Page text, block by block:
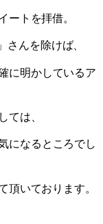
ートを拝借。
さんを除けば、
に明かしているア
ては、
になるところでし
頂いております。